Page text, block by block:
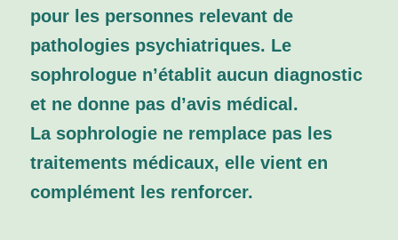
pour les personnes relevant de
pathologies psychiatriques. Le
sophrologue n’établit aucun diagnostic
et ne donne pas d’avis médical.
La sophrologie ne remplace pas les
traitements médicaux, elle vient en
complément les renforcer.